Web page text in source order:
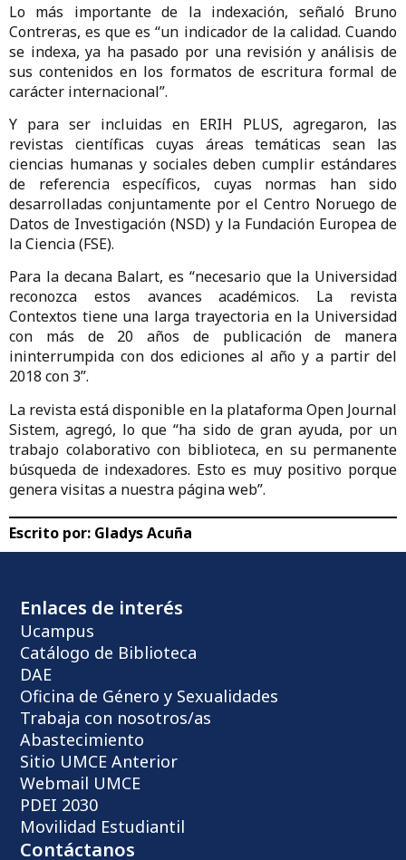
Lo más importante de la indexación, señaló Bruno
Contreras, es que es “un indicador de la calidad. Cuando
se indexa, ya ha pasado por una revisión y análisis de
sus contenidos en los formatos de escritura formal de
carácter internacional”.
Y para ser incluidas en ERIH PLUS, agregaron, las
revistas científicas cuyas áreas temáticas sean las
ciencias humanas y sociales deben cumplir estándares
de referencia específicos, cuyas normas han sido
desarrolladas conjuntamente por el Centro Noruego de
Datos de Investigación (NSD) y la Fundación Europea de
la Ciencia (FSE).
Para la decana Balart, es “necesario que la Universidad
reconozca estos avances académicos. La revista
Contextos tiene una larga trayectoria en la Universidad
con más de 20 años de publicación de manera
ininterrumpida con dos ediciones al año y a partir del
2018 con 3”.
La revista está disponible en la plataforma Open Journal
Sistem, agregó, lo que “ha sido de gran ayuda, por un
trabajo colaborativo con biblioteca, en su permanente
búsqueda de indexadores. Esto es muy positivo porque
genera visitas a nuestra página web”.
Escrito por: Gladys Acuña
Enlaces de interés
Ucampus
Catálogo de Biblioteca
DAE
Oficina de Género y Sexualidades
Trabaja con nosotros/as
Abastecimiento
Sitio UMCE Anterior
Webmail UMCE
PDEI 2030
Movilidad Estudiantil
Contáctanos